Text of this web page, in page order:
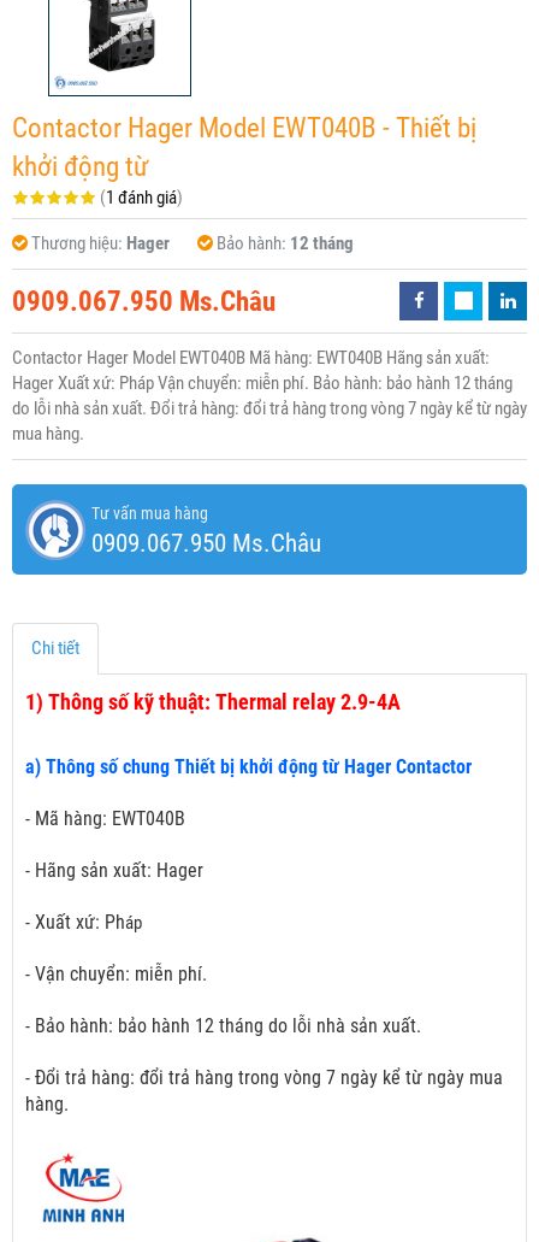
Contactor Hager Model EWT040B - Thiết bị
khởi động từ
(1 đánh giá)
Thương hiệu: Hager Bảo hành: 12 tháng
0909.067.950 Ms.Châu
Contactor Hager Model EWT040B Mã hàng: EWT040B Hãng sản xuất:
Hager Xuất xứ: Pháp Vận chuyển: miễn phí. Bảo hành: bảo hành 12 tháng
do lỗi nhà sản xuất. Đổi trả hàng: đổi trả hàng trong vòng 7 ngày kể từ ngày
mua hàng.
Tư vấn mua hàng
0909.067.950 Ms.Châu
Chi tiết
1) Thông số kỹ thuật: Thermal relay 2.9-4A
a) Thông số chung Thiết bị khởi động từ Hager Contactor
- Mã hàng: EWT040B
- Hãng sản xuất: Hager
- Xuất xứ: Pháp
- Vận chuyển: miễn phí.
- Bảo hành: bảo hành 12 tháng do lỗi nhà sản xuất.
- Đổi trả hàng: đổi trả hàng trong vòng 7 ngày kể từ ngày mua
hàng.